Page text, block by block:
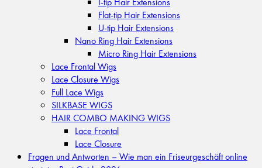
Flat-tip Hair Extensions
U-tip Hair Extensions
Nano Ring Hair Extensions
Micro Ring Hair Extensions
Lace Frontal Wigs
Lace Closure Wigs
Full Lace Wigs
SILKBASE WIGS
HAIR COMBO MAKING WIGS
Lace Frontal
Lace Closure
Fragen und Antworten – Wie man ein Friseurgeschäft online